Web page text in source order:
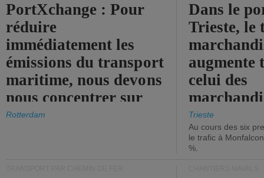
PortXchange : Pour
réduire
immédiatement les
émissions du transport
maritime, nous devons
nous concentrer sur
les ports.
Rotterdam
Dans le
Trieste, le
augmente
celui des
diminue.
Trieste
Au cours des six
le trafic à
%.